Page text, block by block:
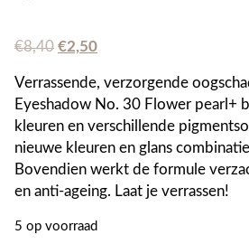
€8,40 Oorspronkelijke
was:
€8,40.
€2,50Huidige
is:
€2,50.
Verrassende, verzorgende
Eyeshadow No. 30 Flower pearl+
kleuren en verschillende
nieuwe kleuren en glans
Bovendien werkt de formule
en anti-ageing. Laat je verrassen!
5 op voorraad